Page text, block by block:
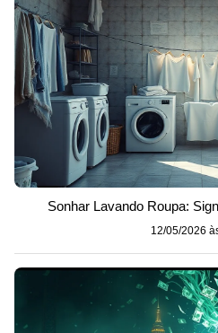
Sonhar Lavando Roupa:
12/05/2026